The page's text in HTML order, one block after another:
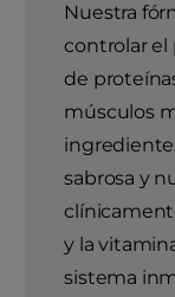
Nuestra
controlar el
de
músculos
sabrosa y
y la
sistema